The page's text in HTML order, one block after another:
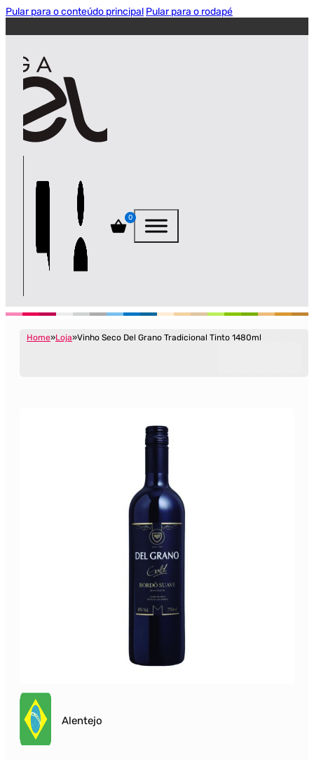
Pular para o conteúdo principal Pular para o rodapé
0
Home Loja Vinho Seco Del Grano Tradicional Tinto 1480ml
Alentejo